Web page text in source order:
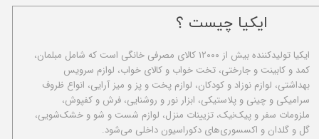
ایکیا چیست ؟
ا​یکیا تولیدکننده بیش از ۱۲۰۰۰ کالای مصرفی خانگی است که شامل مبلمان،
کمد و کابینت و جارختی، تخت خواب و کالای خواب، لوازم سرویس
بهداشتی، لوازم نوزاد و کودکان، لوازم پخت و پز و میز آرایی، انواع ظروف
سرامیکی و چینی و پلاستیکی، ابزار نور و روشنایی، فرش و کفپوش،
ملزومات سفر و پیک‌نیک، تزیینات منزل، لوازم شست و شو و خشک‌شویی،
گل و گلدان و اکسسوری‌های دکوراسیون داخلی می‌شود.